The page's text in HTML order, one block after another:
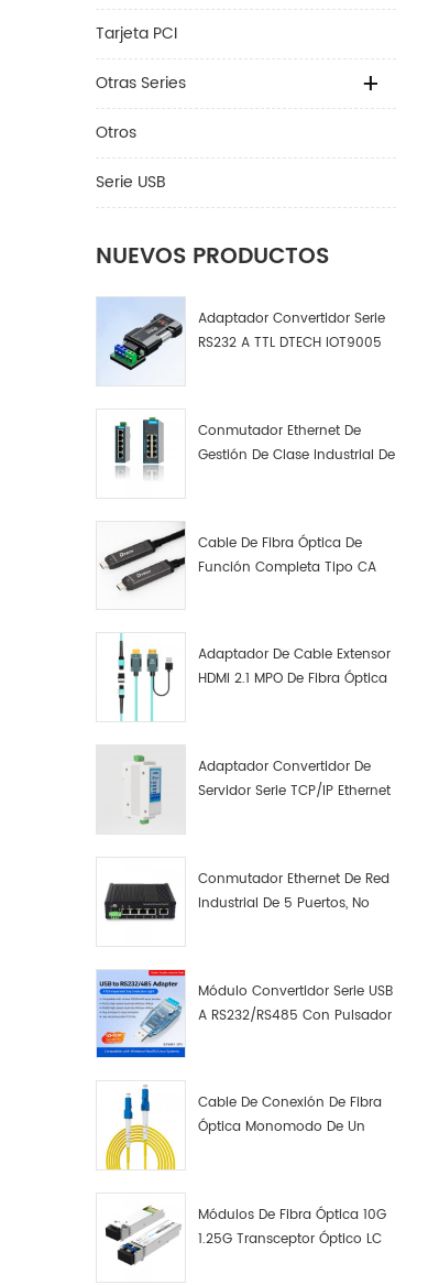
Tarjeta PCI
Otras Series
Otros
Serie USB
NUEVOS PRODUCTOS
Adaptador Convertidor Serie
RS232 A TTL DTECH IOT9005
Conmutador Ethernet De
Gestión De Clase Industrial De
Cable De Fibra Óptica De
Función Completa Tipo CA
Adaptador De Cable Extensor
HDMI 2.1 MPO De Fibra Óptica
Adaptador Convertidor De
Servidor Serie TCP/IP Ethernet
Conmutador Ethernet De Red
Industrial De 5 Puertos, No
Módulo Convertidor Serie USB
A RS232/RS485 Con Pulsador
Cable De Conexión De Fibra
Óptica Monomodo De Un
Módulos De Fibra Óptica 10G
1.25G Transceptor Óptico LC